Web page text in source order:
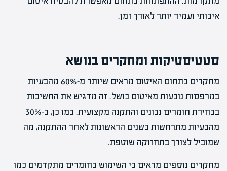
איכותי ועמיד יותר לאורך זמן.
סטטיסטיקות ומחקרים בנושא
מחקרים בתחום האיטום מראים שיותר מ-60% מהבעיות
במרפסות נובעות מאיטום כושל. זה מדגיש את החשיבות
בבחירת חומרים נכונים והתקנה מקצועית. כמו כן, כ-30%
מהבעיות מתרחשות בשנים הראשונות לאחר ההתקנה, מה
שמוביל לצורך בתחזוקה שוטפת.
מחקרים נוספים מראים כי השימוש בחומרים מתקדמים כמו